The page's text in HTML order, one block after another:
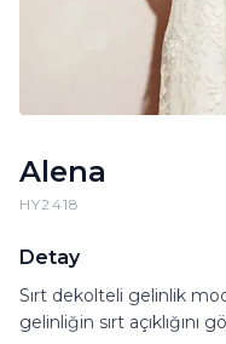
Alena
HY2418
Detay
Sırt dekolteli gelinlik
gelinliğin sırt açıklığını